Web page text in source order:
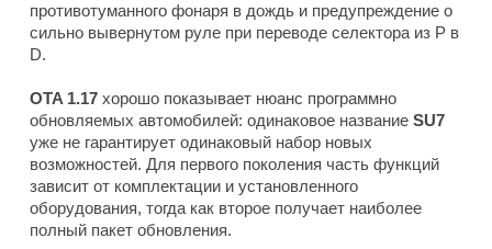
противотуманного фонаря в дождь и предупреждение о
сильно вывернутом руле при переводе селектора из P в
D.
OTA 1.17 хорошо показывает нюанс программно
обновляемых автомобилей: одинаковое название SU7
уже не гарантирует одинаковый набор новых
возможностей. Для первого поколения часть функций
зависит от комплектации и установленного
оборудования, тогда как второе получает наиболее
полный пакет обновления.